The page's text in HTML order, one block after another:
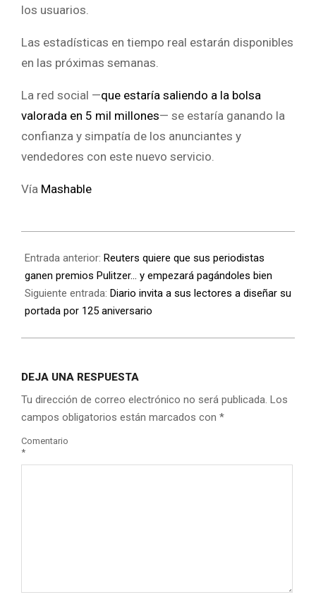
los usuarios.
Las estadísticas en tiempo real estarán disponibles
en las próximas semanas.
La red social —que estaría saliendo a la bolsa
valorada en 5 mil millones— se estaría ganando la
confianza y simpatía de los anunciantes y
vendedores con este nuevo servicio.
Vía Mashable
Entrada anterior: Reuters quiere que sus periodistas
ganen premios Pulitzer… y empezará pagándoles bien
Siguiente entrada: Diario invita a sus lectores a diseñar su
portada por 125 aniversario
DEJA UNA RESPUESTA
Tu dirección de correo electrónico no será publicada. Los
campos obligatorios están marcados con *
Comentario
*